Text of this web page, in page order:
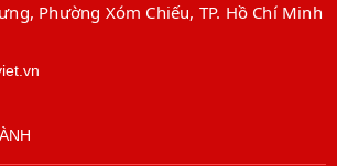
Phường Xóm Chiếu, TP. Hồ Chí Minh